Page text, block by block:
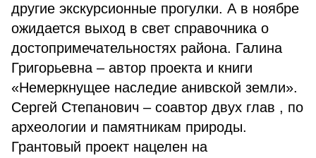
другие экскурсион­ные прогулки. А в ноябре
ожида­ется выход в свет справочника о
достопримечательностях района. Галина
Григорьевна – автор про­екта и книги
«Немеркнущее на­следие анивской земли».
Сергей Степанович – соавтор двух глав , по
археологии и памятникам природы.
Грантовый проект нацелен на